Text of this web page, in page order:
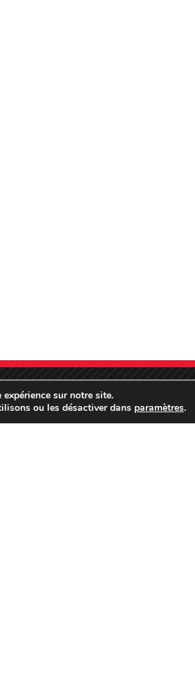
sur notre site.
ou les désactiver dans paramètres.